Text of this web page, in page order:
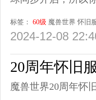
标签： 60级 魔兽世界 怀旧
2024-12-08
20周年怀旧
魔兽世界20周年怀